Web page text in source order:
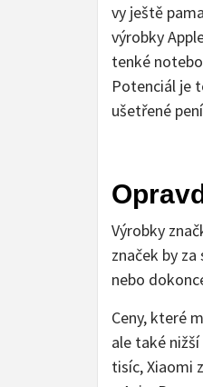
vy ještě
výrobky
tenké
Potenciál je
ušetřené
Výrobky
značek by
nebo
Ceny, které
ale také
tisíc, Xiaomi